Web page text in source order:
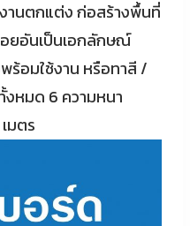
านตกแต่ง ก่อสร้างพื้นที่
ยอันเป็นเอกลักษณ์
ร้อมใช้งาน หรือทาสี /
หมด 6 ความหนา
มตร